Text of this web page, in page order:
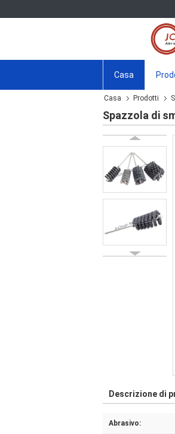
Casa
Casa Prodotti
Spazzola di
Descrizione di
Abrasivo: